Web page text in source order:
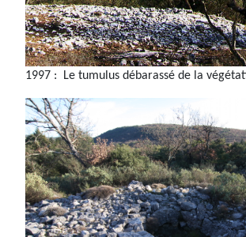
1997 : Le tumulus débarassé de la